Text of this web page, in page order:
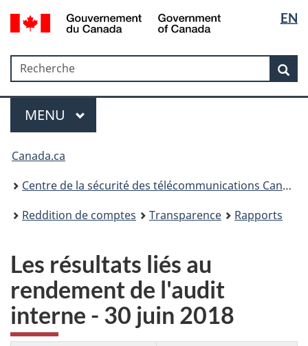
Passer
au
Passer
à
sujet
du
Passer
à
HTML
simplifiée
la
langue
EN
Government
Gouvernement
du
Recherche
Recherche
Menu
MAIN
MENU
Canada.ca
Centre de la sécurité des télécommunications Canada
Reddition de comptes
Transparence Rapports
Les résultats liés au
rendement de l'audit
interne - 30 juin 2018